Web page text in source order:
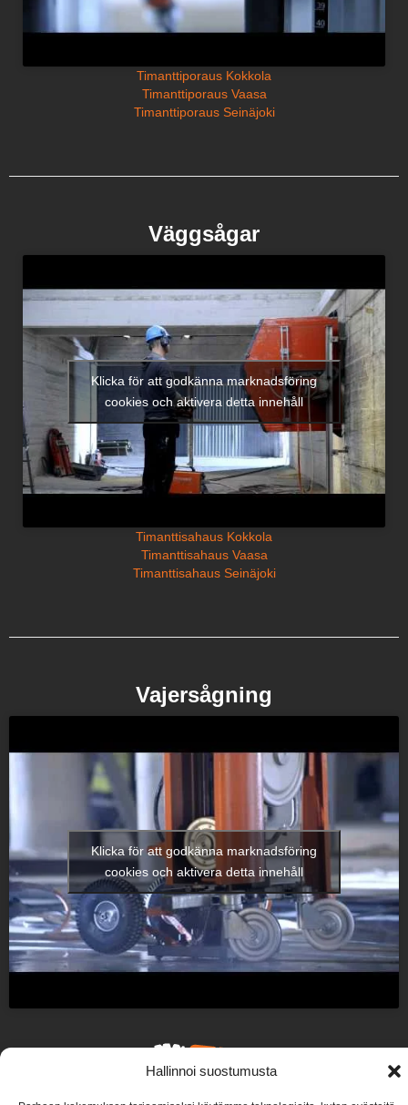
Hallinnoi suostumusta
Timanttiporaus Kokkola
Timanttiporaus Vaasa
Timanttiporaus Seinäjoki
Väggsågar
Klicka för att godkänna marknadsföring
cookies och aktivera detta innehåll
Timanttisahaus Kokkola
Timanttisahaus Vaasa
Timanttisahaus Seinäjoki
Vajersågning
Klicka för att godkänna marknadsföring
cookies och aktivera detta innehåll